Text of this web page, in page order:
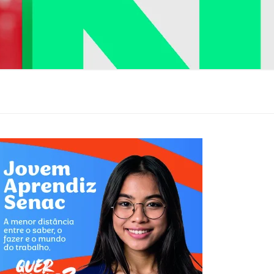
com planos individuais a partir de
destinado para o pequeno empreendedor.
combinam praticidade, acessibilidade e
em um formato ideal para quem busca aprender, se